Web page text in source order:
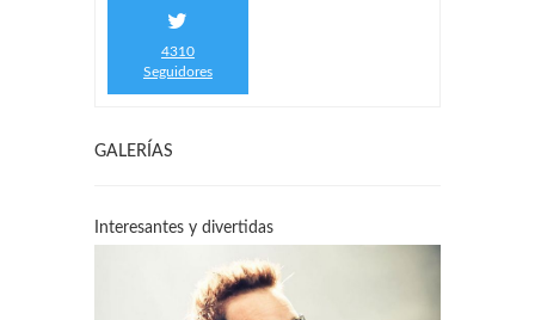
4310
Seguidores
GALERÍAS
Interesantes y divertidas